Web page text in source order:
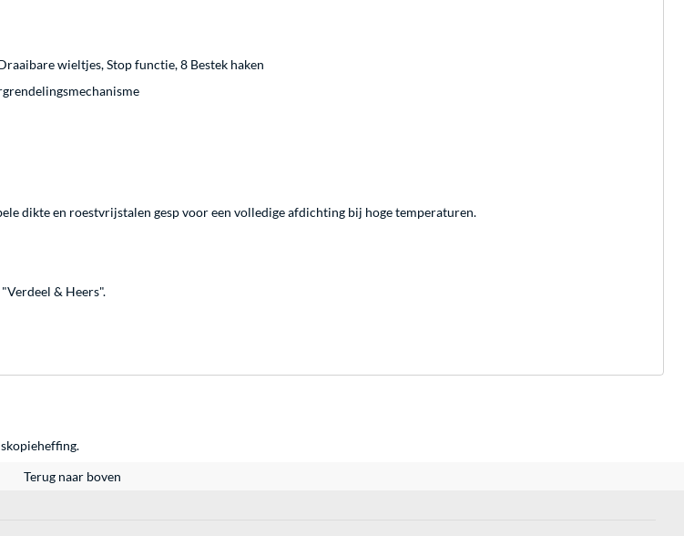
wieltjes, Stop functie, 8 Bestek haken
dikte en roestvrijstalen gesp voor een volledige afdichting bij hoge temperaturen.
& Heers".
Terug naar boven